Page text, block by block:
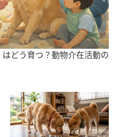
どう育つ？動物介在活動の